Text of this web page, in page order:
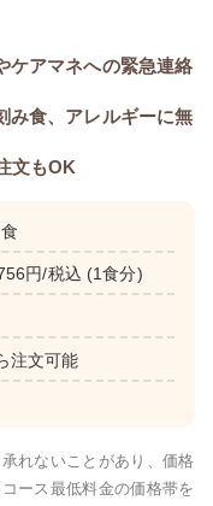
アマネへの緊急連絡
み食、アレルギーに無
文もOK
円/税込 (1食分)
注文可能
れないことがあり、価格
ース最低料金の価格帯を